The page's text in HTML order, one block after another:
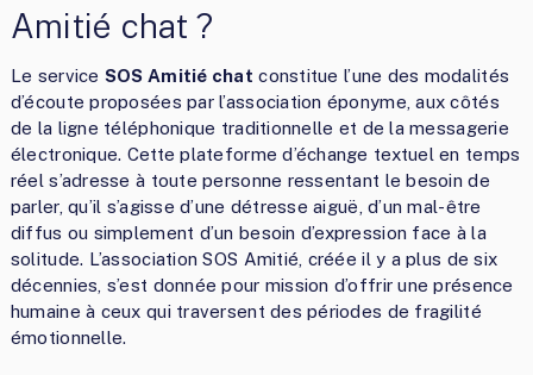
Amitié chat ?
Le service SOS Amitié chat constitue l’une des modalités
d’écoute proposées par l’association éponyme, aux côtés
de la ligne téléphonique traditionnelle et de la messagerie
électronique. Cette plateforme d’échange textuel en temps
réel s’adresse à toute personne ressentant le besoin de
parler, qu’il s’agisse d’une détresse aiguë, d’un mal-être
diffus ou simplement d’un besoin d’expression face à la
solitude. L’association SOS Amitié, créée il y a plus de six
décennies, s’est donnée pour mission d’offrir une présence
humaine à ceux qui traversent des périodes de fragilité
émotionnelle.